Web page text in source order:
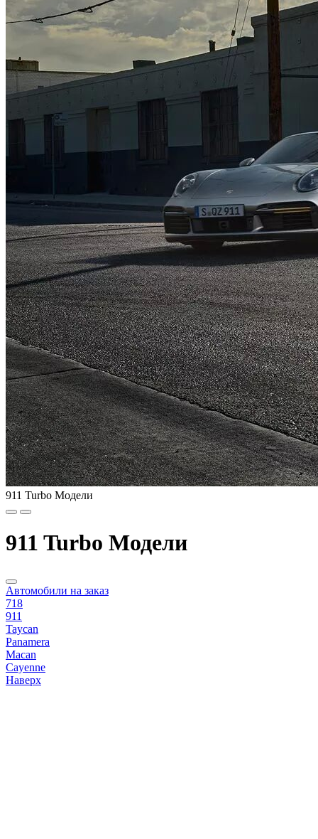
911 Turbo Модели
911 Turbo Модели
Автомобили на заказ
718
911
Taycan
Panamera
Macan
Cayenne
Наверх